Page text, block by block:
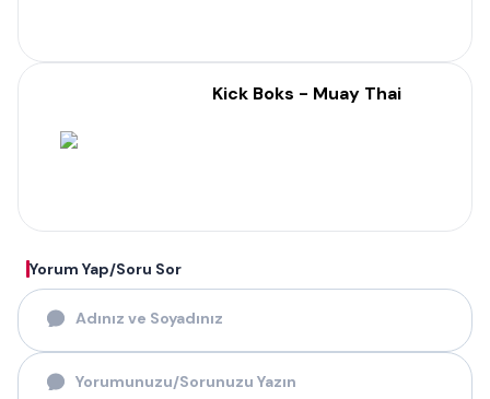
Kick Boks - Muay Thai
Yorum Yap/Soru Sor